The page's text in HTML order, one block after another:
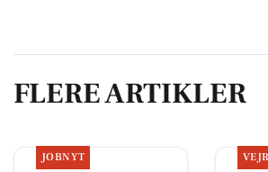
FLERE ARTIKLER
JOBNYT